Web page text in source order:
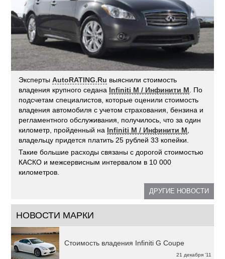
ЭкспертыAutoRATING.Ru выяснили стоимость
владения крупного седана Infiniti M / Инфинити M . По
подсчетам специалистов, которые оценили стоимость
владения автомобиля с учетом страхования, бензина и
регламентного обслуживания, получилось, что за один
километр, пройденный на Infiniti M / Инфинити M
владельцу придется платить 25 рублей 33 копейки.
Такие большие расходы связаны с дорогой стоимостью
КАСКО и межсервисным интервалом в 10 000
километров.
ДРУГИЕ НОВОСТИ
НОВОСТИ МАРКИ
21 декабря '11
Стоимость владения Infiniti G Coupe